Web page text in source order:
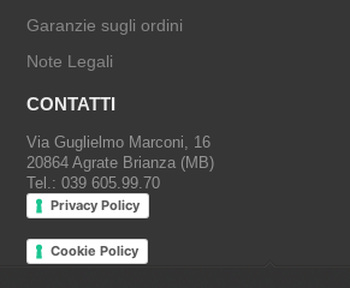
Garanzie sugli ordini
Note Legali
CONTATTI
Via Guglielmo Marconi, 16
20864 Agrate Brianza (MB)
Tel.: 039 605.99.70
Privacy Policy
Cookie Policy